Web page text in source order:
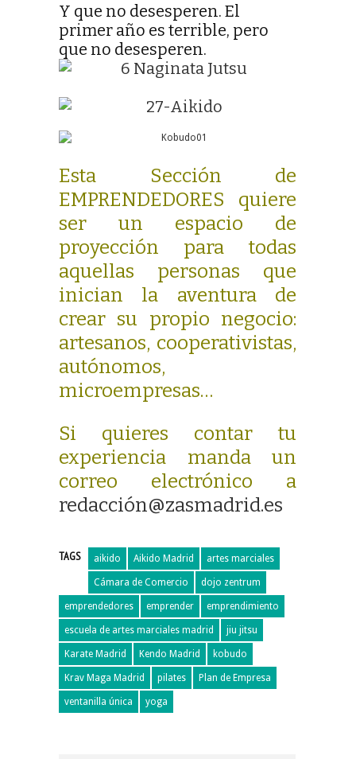
Y que no desesperen. El
primer año es terrible, pero
que no desesperen.
Esta Sección de
EMPRENDEDORES quiere
ser un espacio de
proyección para todas
aquellas personas que
inician la aventura de
crear su propio negocio:
artesanos, cooperativistas,
autónomos,
microempresas…
Si quieres contar tu
experiencia manda un
correo electrónico a
redacción@zasmadrid.es
TAGS aikido Aikido Madrid artes marciales
Cámara de Comercio dojo zentrum
emprendedores emprender emprendimiento
escuela de artes marciales madrid jiu jitsu
Karate Madrid Kendo Madrid kobudo
Krav Maga Madrid pilates Plan de Empresa
ventanilla única yoga